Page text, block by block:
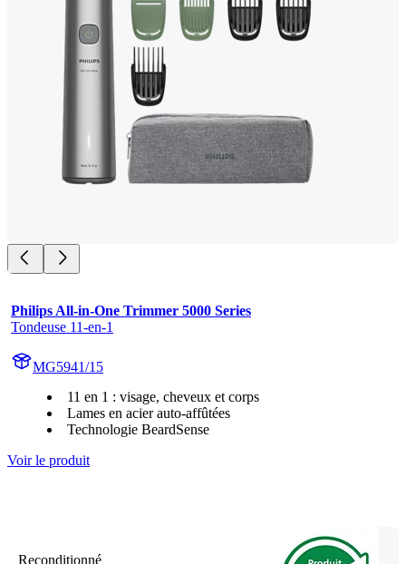
Philips All-in-One Trimmer 5000 Series
Tondeuse 11-en-1
MG5941/15
11 en 1 : visage, cheveux et corps
Lames en acier auto-affûtées
Technologie BeardSense
Voir le produit
Reconditionné